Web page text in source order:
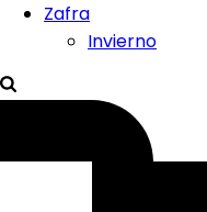
Zafra
Invierno